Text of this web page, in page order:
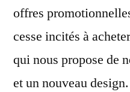
offres
cesse incités à
qui nous propose de
et un nouveau design.